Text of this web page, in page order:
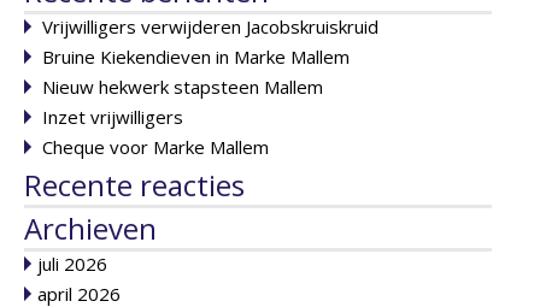
Vrijwilligers verwijderen Jacobskruiskruid
Bruine Kiekendieven in Marke Mallem
Nieuw hekwerk stapsteen Mallem
Inzet vrijwilligers
Cheque voor Marke Mallem
Recente reacties
Archieven
juli 2026
april 2026